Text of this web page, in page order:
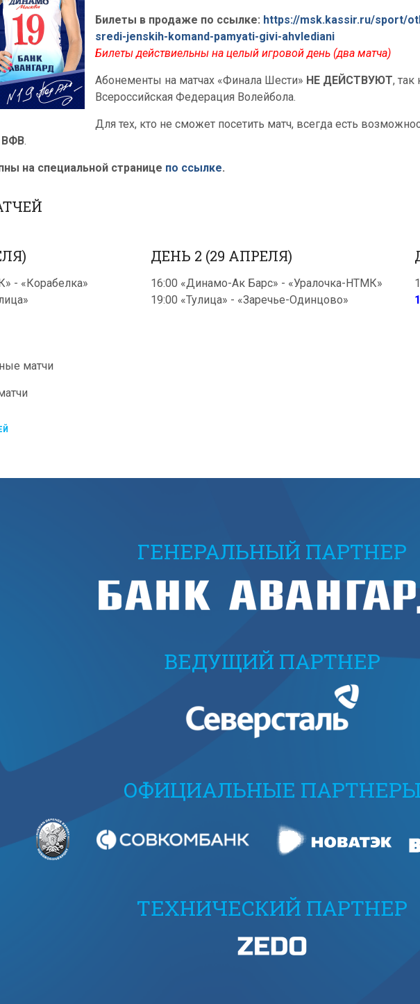
Билеты в продаже по ссылке: https://msk.kassir.ru/sport/
sredi-jenskih-komand-pamyati-givi-ahvlediani
Билеты действиельны на целый игровой день (два матча)
Абонементы на матчах «Финала Шести» НЕ ДЕЙСТВУЮТ, так
Всероссийская Федерация Волейбола.
Для тех, кто не сможет посетить матч, всегда есть
ВФВ.
на специальной странице по ссылке.
- «Корабелка»
ДЕНЬ 2 (29 АПРЕЛЯ)
16:00 «Динамо-Ак Барс» - «Уралочка-НТМК»
19:00 «Тулица» - «Заречье-Одинцово»
матчи
ГЕНЕРАЛЬНЫЙ ПАРТНЕР
ВЕДУЩИЙ ПАРТНЕР
ОФИЦИАЛЬНЫЕ ПАРТНЕРЫ
ТЕХНИЧЕСКИЙ ПАРТНЕР